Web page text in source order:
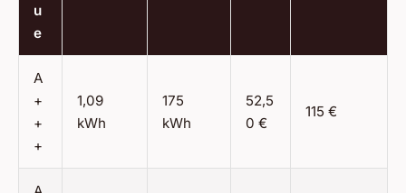
u
e
A
+
+
+
1,09
kWh
175
kWh
52,5
0 €
115 €